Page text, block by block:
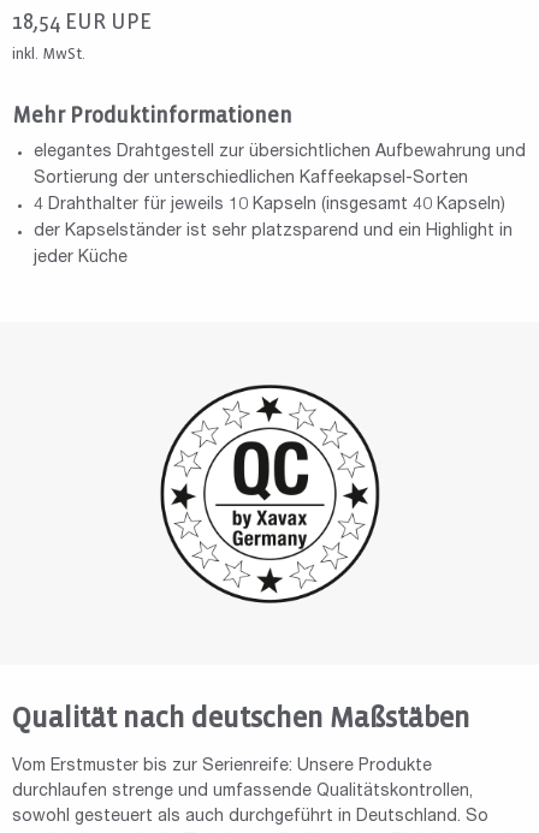
18,54 EUR UPE
inkl. MwSt.
Mehr Produktinformationen
elegantes Drahtgestell zur übersichtlichen Aufbewahrung und
Sortierung der unterschiedlichen Kaffeekapsel-Sorten
4 Drahthalter für jeweils 10 Kapseln (insgesamt 40 Kapseln)
der Kapselständer ist sehr platzsparend und ein Highlight in
jeder Küche
Qualität nach deutschen Maßstäben
Vom Erstmuster bis zur Serienreife: Unsere Produkte
durchlaufen strenge und umfassende Qualitätskontrollen,
sowohl gesteuert als auch durchgeführt in Deutschland. So